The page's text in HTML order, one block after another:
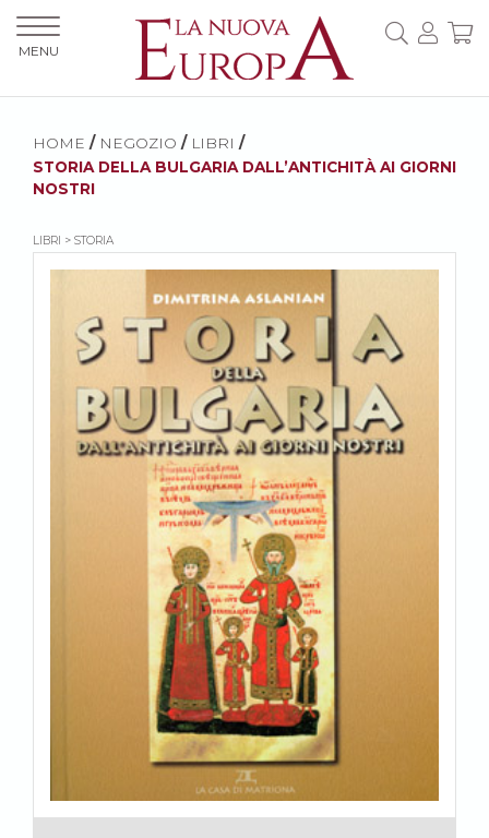
HOME / NEGOZIO / LIBRI /
STORIA DELLA BULGARIA DALL’ANTICHITÀ AI GIORNI
NOSTRI
LIBRI > STORIA
MENU